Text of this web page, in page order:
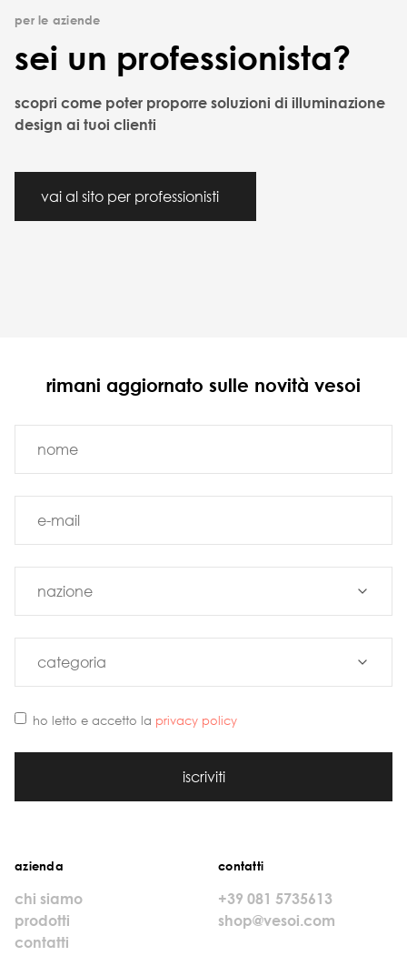
per le aziende
sei un professionista?
scopri come poter proporre soluzioni di illuminazione
design ai tuoi clienti
vai al sito per professionisti
rimani aggiornato sulle novità vesoi
ho letto e accetto la privacy policy
iscriviti
azienda
chi siamo
prodotti
contatti
contatti
+39 081 5735613
shop@vesoi.com